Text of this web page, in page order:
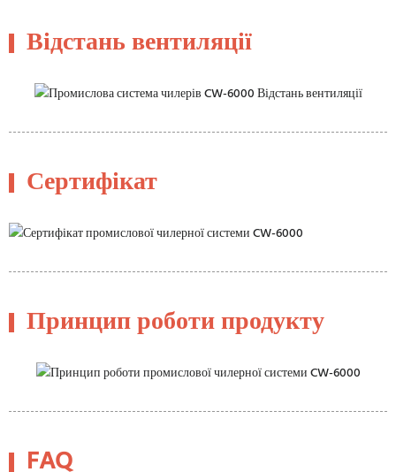
Відстань вентиляції
Сертифікат
Принцип роботи продукту
FAQ